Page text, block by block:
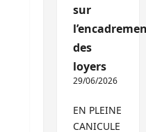
sur
des
loyers
29/06/2026
EN PLEINE
CANICULE